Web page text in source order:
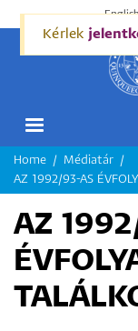
MORZSA
Home
Médiatár
AZ 1992/93-AS
AZ
Kérlek